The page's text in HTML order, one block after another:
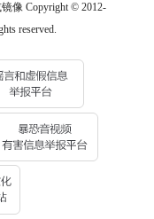
像 Copyright © 2012-
reserved.